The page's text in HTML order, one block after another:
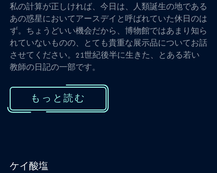
私の計算が正しければ、今日は、人類誕生の地である
あの惑星においてアースデイと呼ばれていた休日のは
ず。ちょうどいい機会だから、博物館ではあまり知ら
れていないものの、とても貴重な展示品についてお話
させてください。21世紀後半に生きた、とある若い
教師の日記の一部です。
もっと読む
ケイ酸塩